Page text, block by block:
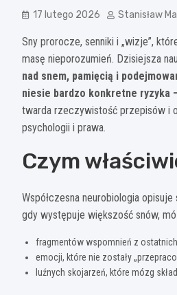
17 lutego 2026 Stanisław
Sny prorocze, senniki i „wizje”,
masę nieporozumień. Dzisiejsza
nad snem, pamięcią i
niesie bardzo konkretne ryzyka
twarda rzeczywistość przepisów i
psychologii i prawa.
Czym
Współczesna neurobiologia
gdy występuje większość snów,
fragmentów wspomnień z
emocji, które nie zostały
luźnych skojarzeń, które mózg